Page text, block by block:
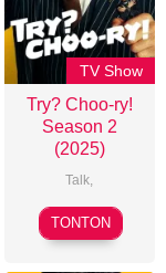
TV Show
Try? Choo-ry!
Season 2
(2025)
Talk,
TONTON